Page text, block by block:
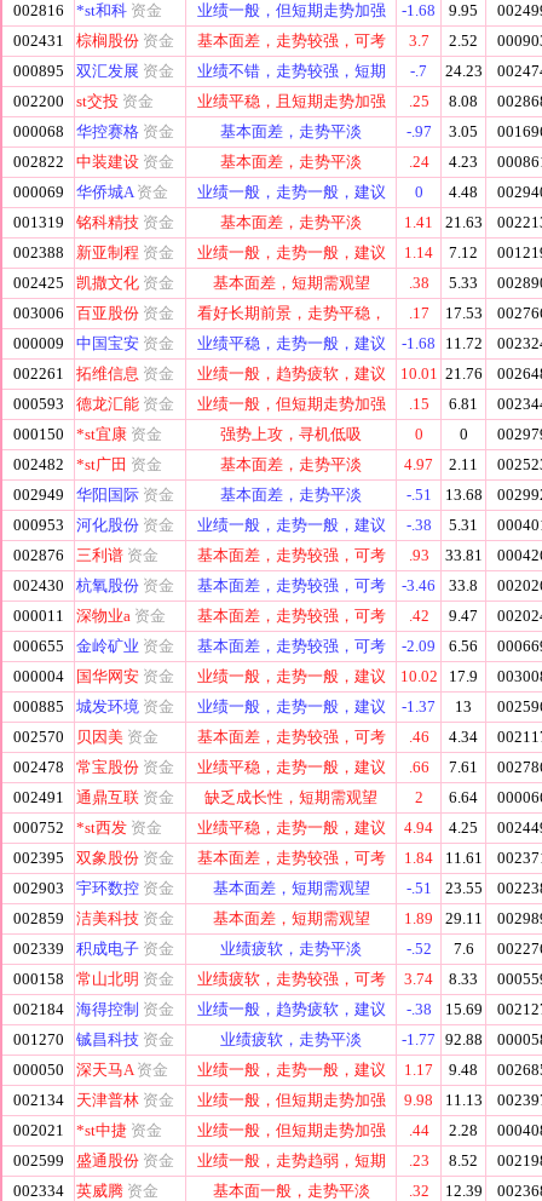
002816 *st和科 资金 业绩一般，但短期走势加强 -1.68 9.95
002431
棕榈股份 资金 基本面差，走势较强，可考 3.7 2.52
000895
双汇发展 资金 业绩不错，走势较强，短期 -.7 24.23
002200
st交投 资金 业绩平稳，且短期走势加强 .25 8.08
000068
华控赛格 资金 基本面差，走势平淡 -.97 3.05
002822
中装建设 资金 基本面差，走势平淡 .24 4.23
000069
华侨城A 资金 业绩一般，走势一般，建议 0 4.48
001319
铭科精技 资金 基本面差，走势平淡 1.41 21.63
002388
新亚制程 资金 业绩一般，走势一般，建议 1.14 7.12
002425
凯撒文化 资金 基本面差，短期需观望 .38 5.33
003006
百亚股份 资金 看好长期前景，走势平稳， .17 17.53
000009
中国宝安 资金 业绩平稳，走势一般，建议 -1.68 11.72
002261
拓维信息 资金 业绩一般，趋势疲软，建议 10.01 21.76
000593
德龙汇能 资金 业绩一般，但短期走势加强 .15 6.81
000150
*st宜康 资金 强势上攻，寻机低吸 0 0
002482
*st广田 资金 基本面差，走势平淡 4.97 2.11
002949
华阳国际 资金 基本面差，走势平淡 -.51 13.68
000953
河化股份 资金 业绩一般，走势一般，建议 -.38 5.31
002876
三利谱 资金 基本面差，走势较强，可考 .93 33.81
002430
杭氧股份 资金 基本面差，走势较强，可考 -3.46 33.8
000011
深物业a 资金 基本面差，走势较强，可考 .42 9.47
000655
金岭矿业 资金 基本面差，走势较强，可考 -2.09 6.56
000004
国华网安 资金 业绩一般，走势一般，建议 10.02 17.9
000885
城发环境 资金 业绩一般，走势一般，建议 -1.37 13
002570
贝因美 资金 基本面差，走势较强，可考 .46 4.34
002478
常宝股份 资金 业绩平稳，走势一般，建议 .66 7.61
002491
通鼎互联 资金 缺乏成长性，短期需观望 2 6.64
000752
*st西发 资金 业绩平稳，走势一般，建议 4.94 4.25
002395
双象股份 资金 基本面差，走势较强，可考 1.84 11.61
002903
宇环数控 资金 基本面差，短期需观望 -.51 23.55
002859
洁美科技 资金 基本面差，短期需观望 1.89 29.11
002339
积成电子 资金 业绩疲软，走势平淡 -.52 7.6
000158
常山北明 资金 业绩疲软，走势较强，可考 3.74 8.33
002184
海得控制 资金 业绩一般，趋势疲软，建议 -.38 15.69
001270
铖昌科技 资金 业绩疲软，走势平淡 -1.77 92.88
000050
深天马A 资金 业绩一般，走势一般，建议 1.17 9.48
002134
天津普林 资金 业绩一般，但短期走势加强 9.98 11.13
002021
*st中捷 资金 业绩一般，但短期走势加强 .44 2.28
002599
盛通股份 资金 业绩一般，走势趋弱，短期 .23 8.52
002334
英威腾 资金 基本面一般，走势平淡 .32 12.39